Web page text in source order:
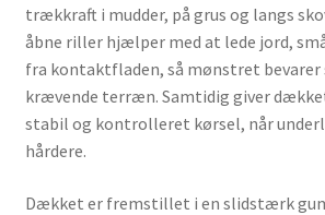
trækkraft i mudder, på grus og langs
åbne riller hjælper med at lede jord,
fra kontaktfladen, så mønstret
krævende terræn. Samtidig giver
stabil og kontrolleret kørsel, når
hårdere.
Dækket er fremstillet i en slidstærk